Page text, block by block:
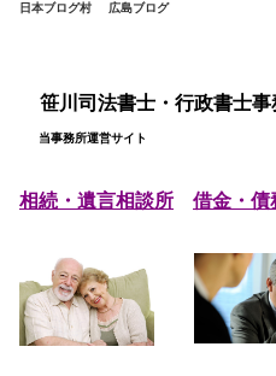
日本ブログ村 広島ブログ
笹川司法書士・行政書士事
当事務所運営サイト
相続・遺言相談所 借金・債